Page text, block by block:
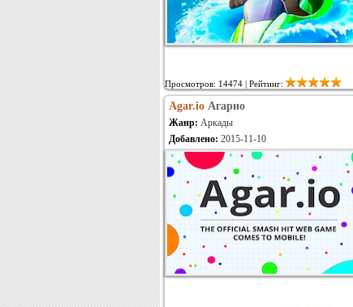
Просмотров: 14474 | Рейтинг:
Agar.io Агарио
Жанр: Аркады
Добавлено: 2015-11-10